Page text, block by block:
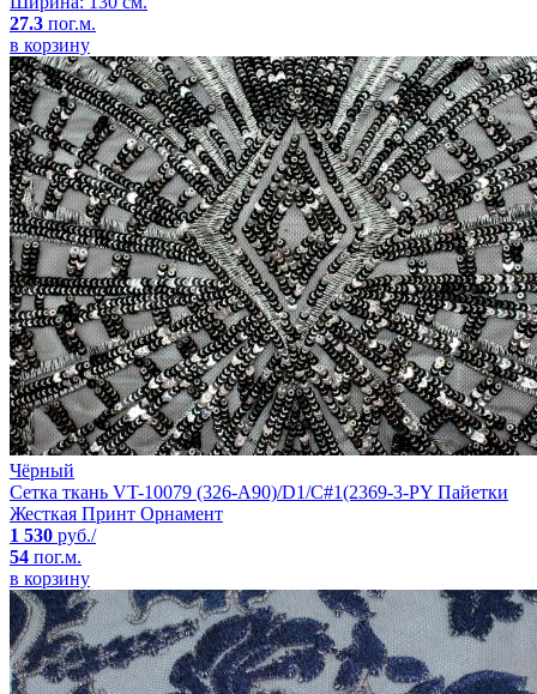
27.3 пог.м.
в корзину
Чёрный
Сетка ткань VT-10079 (326-A90)/D1/C#1(2369-3-PY Пайетки
Жесткая Принт Орнамент
1 530 руб./
54 пог.м.
в корзину